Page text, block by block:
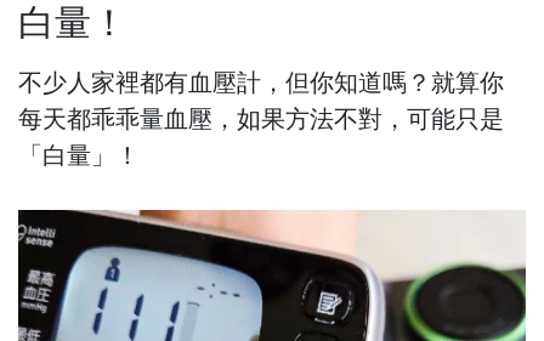
白量！
不少人家裡都有血壓計，但你知道嗎？就算你
每天都乖乖量血壓，如果方法不對，可能只是
「白量」！